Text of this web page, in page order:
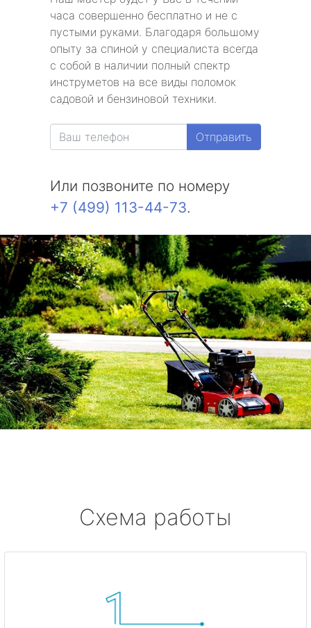
часа совершенно бесплатно и не с
пустыми руками. Благодаря большому
опыту за спиной у специалиста всегда
с собой в наличии полный спектр
инструметов на все виды поломок
садовой и бензиновой техники.
Отправить
Или позвоните по номеру
+7 (499) 113-44-73.
Схема работы